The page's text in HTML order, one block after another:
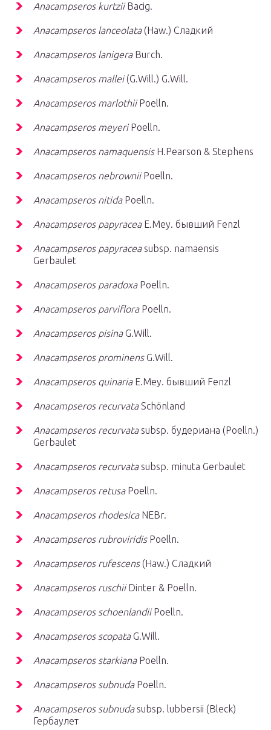
Anacampseros kurtzii Bacig.
Anacampseros lanceolata (Haw.) Сладкий
Anacampseros lanigera Burch.
Anacampseros mallei (G.Will.) G.Will.
Anacampseros marlothii Poelln.
Anacampseros meyeri Poelln.
Anacampseros namaquensis H.Pearson & Stephens
Anacampseros nebrownii Poelln.
Anacampseros nitida Poelln.
Anacampseros papyracea E.Mey. бывший Fenzl
Anacampseros papyracea subsp. namaensis
Gerbaulet
Anacampseros paradoxa Poelln.
Anacampseros parviflora Poelln.
Anacampseros pisina G.Will.
Anacampseros prominens G.Will.
Anacampseros quinaria E.Mey. бывший Fenzl
Anacampseros recurvata Schönland
Anacampseros recurvata subsp. будериана (Poelln.)
Gerbaulet
Anacampseros recurvata subsp. minuta Gerbaulet
Anacampseros retusa Poelln.
Anacampseros rhodesica NEBr.
Anacampseros rubroviridis Poelln.
Anacampseros rufescens (Haw.) Сладкий
Anacampseros ruschii Dinter & Poelln.
Anacampseros schoenlandii Poelln.
Anacampseros scopata G.Will.
Anacampseros starkiana Poelln.
Anacampseros subnuda Poelln.
Anacampseros subnuda subsp. lubbersii (Bleck)
Гербаулет